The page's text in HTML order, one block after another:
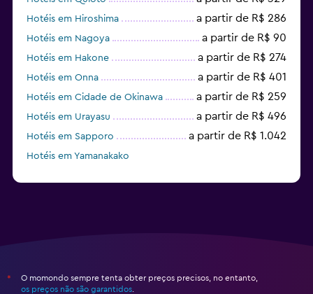
Hotéis em Hiroshima a partir de R$ 286
Hotéis em Nagoya a partir de R$ 90
Hotéis em Hakone a partir de R$ 274
Hotéis em Onna a partir de R$ 401
Hotéis em Cidade de Okinawa a partir de R$ 259
Hotéis em Urayasu a partir de R$ 496
Hotéis em Sapporo a partir de R$ 1.042
Hotéis em Yamanakako
*
O momondo sempre tenta obter preços precisos, no entanto,
os preços não são garantidos